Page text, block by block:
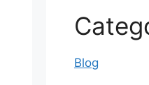
Blog